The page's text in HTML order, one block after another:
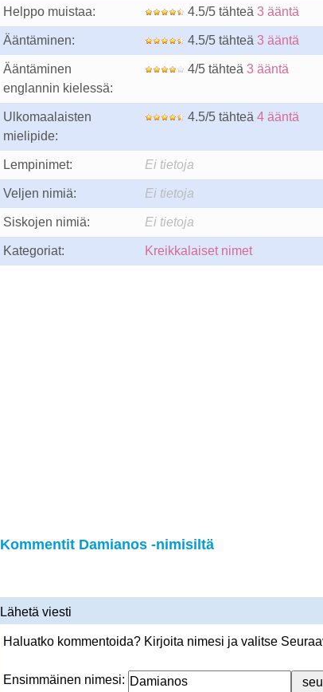
Helppo muistaa: 4.5/5 tähteä 3 ääntä
Ääntäminen: 4.5/5 tähteä 3 ääntä
Ääntäminen
englannin kielessä:
4/5 tähteä 3 ääntä
Ulkomaalaisten
mielipide:
4.5/5 tähteä 4 ääntä
Lempinimet: Ei tietoja
Veljen nimiä: Ei tietoja
Siskojen nimiä: Ei tietoja
Kategoriat: Kreikkalaiset nimet
Kommentit Damianos -nimisiltä
Lähetä viesti
Haluatko kommentoida? Kirjoita nimesi ja valitse
Ensimmäinen nimesi: